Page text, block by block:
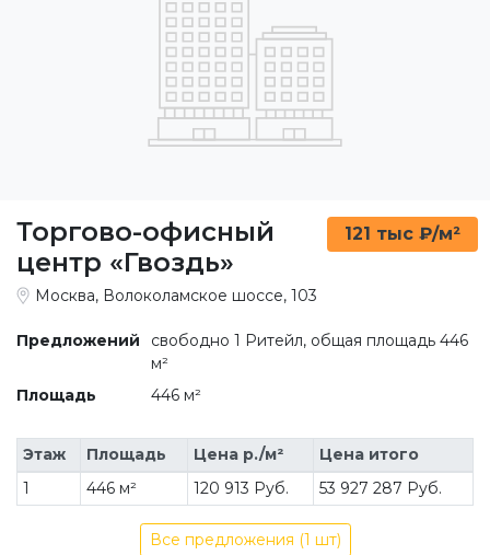
Торгово-офисный
центр «Гвоздь»
121 тыс ₽/м²
Москва, Волоколамское шоссе, 103
Предложений
свободно 1 Ритейл, общая площадь 446
м²
Площадь
446 м²
Этаж Площадь Цена р./м²
Цена итого
1
446 м² 120 913 Руб. 53 927 287 Руб.
Все предложения (1 шт)